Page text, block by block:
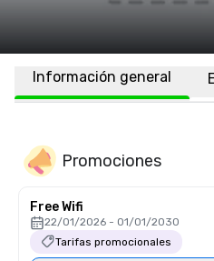
Información general
Promociones
Free Wifi
22/01/2026 - 01/01/2030
Tarifas promocionales